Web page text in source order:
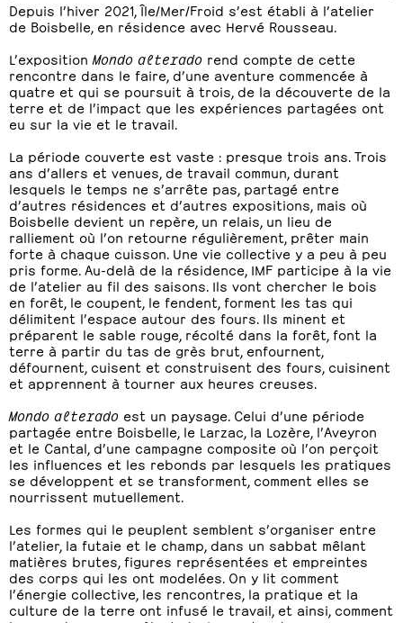
Depuis l’hiver 2021, Île/Mer/Froid s’est établi à l’atelier
de Boisbelle, en résidence avec Hervé Rousseau.
L’exposition Mondo alterado rend compte de cette
rencontre dans le faire, d’une aventure commencée à
quatre et qui se poursuit à trois, de la découverte de la
terre et de l’impact que les expériences partagées ont
eu sur la vie et le travail.
La période couverte est vaste : presque trois ans. Trois
ans d’allers et venues, de travail commun, durant
lesquels le temps ne s’arrête pas, partagé entre
d’autres résidences et d’autres expositions, mais où
Boisbelle devient un repère, un relais, un lieu de
ralliement où l’on retourne régulièrement, prêter main
forte à chaque cuisson. Une vie collective y a peu à peu
pris forme. Au-delà de la résidence, IMF participe à la vie
de l’atelier au fil des saisons. Ils vont chercher le bois
en forêt, le coupent, le fendent, forment les tas qui
délimitent l’espace autour des fours. Ils minent et
préparent le sable rouge, récolté dans la forêt, font la
terre à partir du tas de grès brut, enfournent,
défournent, cuisent et construisent des fours, cuisinent
et apprennent à tourner aux heures creuses.
Mondo alterado est un paysage. Celui d’une période
partagée entre Boisbelle, le Larzac, la Lozère, l’Aveyron
et le Cantal, d’une campagne composite où l’on perçoit
les influences et les rebonds par lesquels les pratiques
se développent et se transforment, comment elles se
nourrissent mutuellement.
Les formes qui le peuplent semblent s’organiser entre
l’atelier, la futaie et le champ, dans un sabbat mêlant
matières brutes, figures représentées et empreintes
des corps qui les ont modelées. On y lit comment
l’énergie collective, les rencontres, la pratique et la
culture de la terre ont infusé le travail, et ainsi, comment